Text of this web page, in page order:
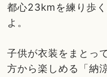
都心23kmを練り歩
よ。
子供が衣装をまとっ
方から楽しめる「納